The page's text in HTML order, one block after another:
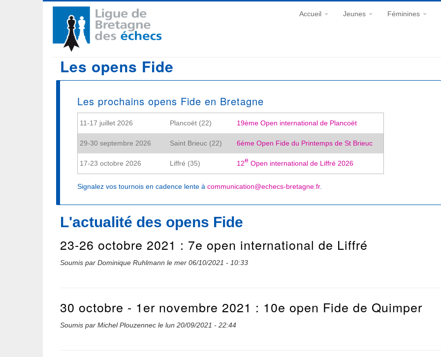
Navigation
principale
Accueil Jeunes Féminines
Les opens Fide
Les prochains opens Fide en Bretagne
11-17 juillet 2026 Plancoët (22) 19ème Open international de Plancoët
29-30 septembre 2026 Saint Brieuc (22) 6ème Open Fide du Printemps de St Brieuc
17-23 octobre 2026 Liffré (35) 12e Open international de Liffré 2026
Signalez vos tournois en cadence lente à communication@echecs-bretagne.fr.
L'actualité des opens Fide
23-26 octobre 2021 : 7e open international de Liffré
Soumis par Dominique Ruhlmann le mer 06/10/2021 - 10:33
30 octobre - 1er novembre 2021 : 10e open Fide de Quimper
Soumis par Michel Plouzennec le lun 20/09/2021 - 22:44